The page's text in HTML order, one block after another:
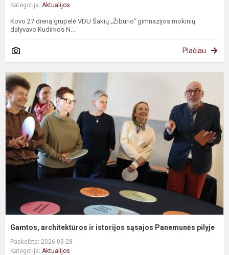
Kategorija: Aktualijos
Kovo 27 dieną grupelė VDU Šakių „Žiburio“ gimnazijos mokinių
dalyvavo Kudirkos N...
Plačiau
Gamtos, architektūros ir istorijos sąsajos Panemunės pilyje
Paskelbta: 2026-03-28
Kategorija: Aktualijos